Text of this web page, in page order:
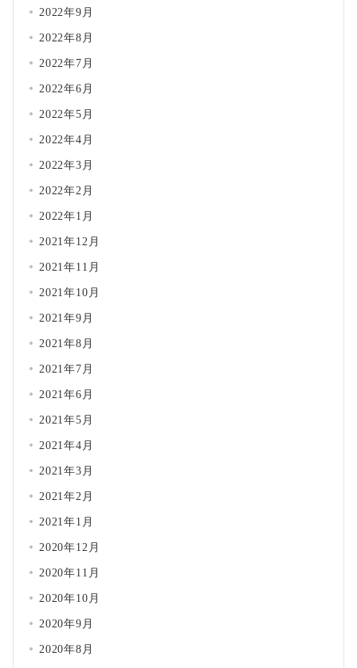
2022年9月
2022年8月
2022年7月
2022年6月
2022年5月
2022年4月
2022年3月
2022年2月
2022年1月
2021年12月
2021年11月
2021年10月
2021年9月
2021年8月
2021年7月
2021年6月
2021年5月
2021年4月
2021年3月
2021年2月
2021年1月
2020年12月
2020年11月
2020年10月
2020年9月
2020年8月